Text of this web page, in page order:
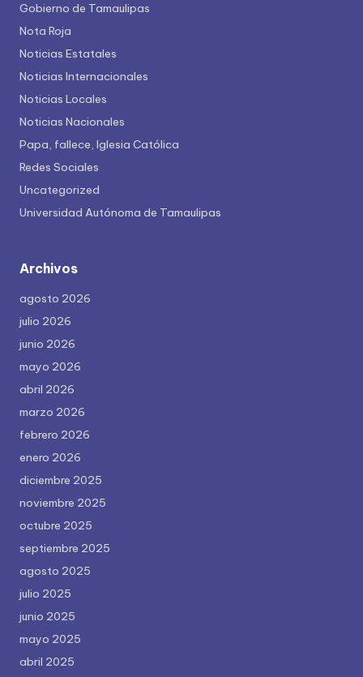
Gobierno de Tamaulipas
Nota Roja
Noticias Estatales
Noticias Internacionales
Noticias Locales
Noticias Nacionales
Papa, fallece, Iglesia Católica
Redes Sociales
Uncategorized
Universidad Autónoma de Tamaulipas
Archivos
agosto 2026
julio 2026
junio 2026
mayo 2026
abril 2026
marzo 2026
febrero 2026
enero 2026
diciembre 2025
noviembre 2025
octubre 2025
septiembre 2025
agosto 2025
julio 2025
junio 2025
mayo 2025
abril 2025